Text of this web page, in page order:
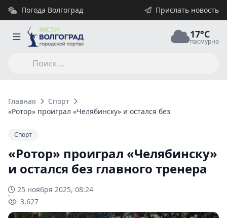
Погода Волгоград Прислать новость
17°C
пасмурно
Главная
Спорт
«Ротор» проиграл «Челябинску» и остался без главного
Спорт
«Ротор» проиграл «Челябинску»
и остался без главного тренера
25 ноября 2025, 08:24
3,627